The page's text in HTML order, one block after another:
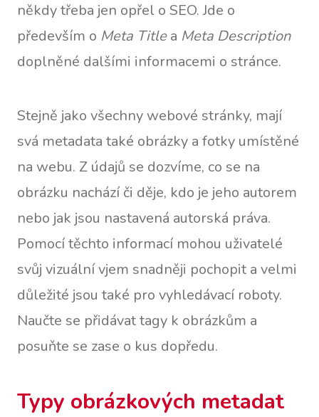
někdy třeba jen opřel o SEO. Jde o
především o Meta Titlea Meta Description
doplněné dalšími informacemi o stránce.
Stejně jako všechny webové stránky, mají
svá metadata také obrázky a fotky umístěné
na webu. Z údajů se dozvíme, co se na
obrázku nachází či děje, kdo je jeho autorem
nebo jak jsou nastavená autorská práva.
Pomocí těchto informací mohou uživatelé
svůj vizuální vjem snadněji pochopit a velmi
důležité jsou také pro vyhledávací roboty.
Naučte se přidávat tagy k obrázkům a
posuňte se zase o kus dopředu.
Typy obrázkových metadat